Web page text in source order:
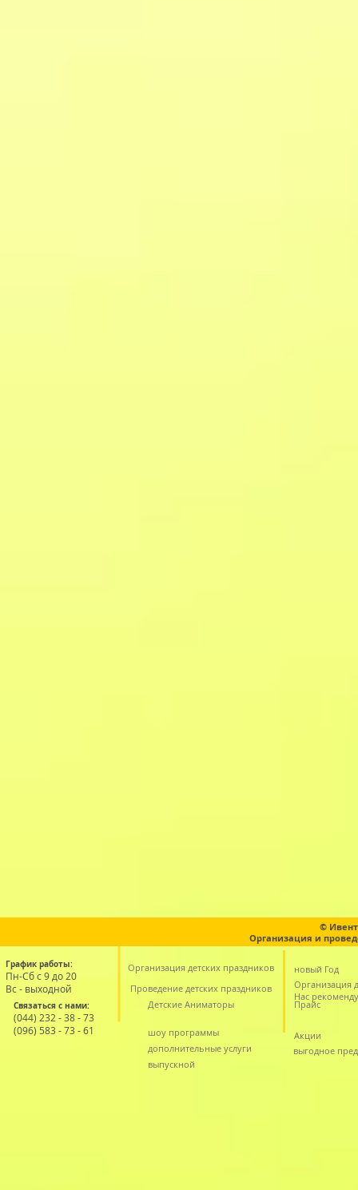
©
Организация и
График работы:
Пн-Сб с 9 до 20
Вс - выходной
Организация детских праздников
новый Год
Проведение детских праздников
выгодное
Связаться с нами:
(044) 232 - 38 - 73
(096) 583 - 73 - 61
Детские Аниматоры
шоу программы
дополнительные услуги
Организация
Нас
Прайс
Акции
выпускной